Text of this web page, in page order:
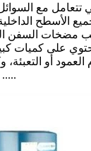
تتعامل مع
الأسطح
مضخات السفن
تحتوي على كميات
العمود أو
طريق الغدة والمحامل .....